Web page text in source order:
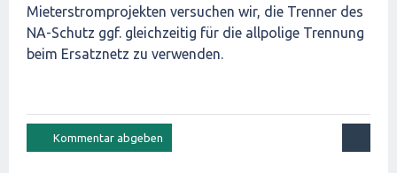
Mieterstromprojekten versuchen wir, die Trenner des
NA-Schutz ggf. gleichzeitig für die allpolige Trennung
beim Ersatznetz zu verwenden.